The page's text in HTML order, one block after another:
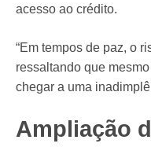
acesso ao crédito.
“Em tempos de paz, o
ressaltando que
chegar a uma
Ampliação